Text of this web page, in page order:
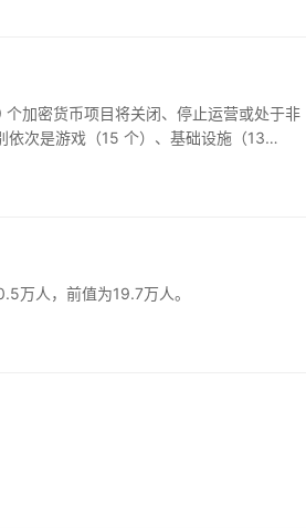
加密货币项目将关闭、停止运营或处于非
次是游戏（15 个）、基础设施（13
万人，前值为19.7万人。